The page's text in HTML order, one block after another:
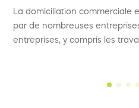
La domiciliation commerciale
par de nombreuses
entreprises, y compris les